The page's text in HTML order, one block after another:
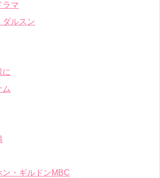
ラマ
ダルスン
に
ム
・ギルドンMBC